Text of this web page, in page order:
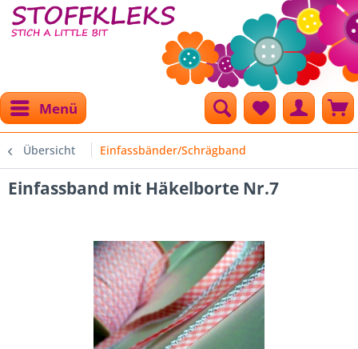
Menü
Übersicht Einfassbänder/Schrägband
Einfassband mit Häkelborte Nr.7